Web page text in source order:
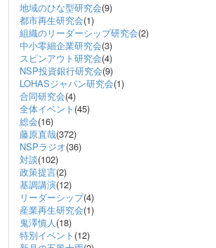
地域のひな型研究会(9)
都市再生研究会(1)
組織のリーダーシップ研究会(2)
中小零細企業研究会(3)
スピンアウト研究会(4)
NSP投資銀行研究会(9)
LOHASジャパン研究会(1)
合同研究会(4)
全体イベント (45)
総会(16)
藤原直哉(372)
NSPラジオ(36)
対談(102)
政策提言(2)
基調講演(12)
リーダーシップ(4)
産業再生研究会(1)
鬼澤慎人(18)
特別イベント (12)